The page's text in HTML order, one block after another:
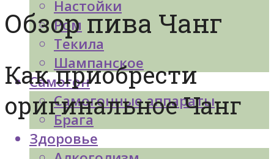
Настойки
Ром
Текила
Шампанское
Самогон
Самогонные аппараты
Брага
Здоровье
Обзор пива Чанг
Как приобрести
оригинальное Чанг